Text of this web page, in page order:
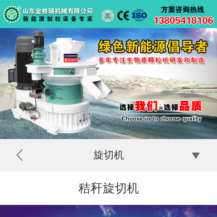
旋切机
秸秆旋切机